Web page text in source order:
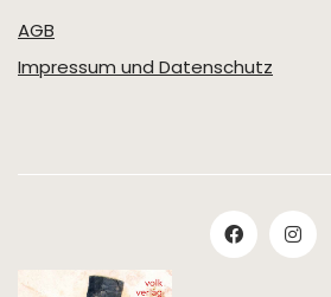
AGB
Impressum und Datenschutz